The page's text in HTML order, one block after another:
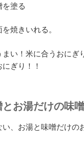
塗る
焼きいれる。
い！米に合うおにぎ
ぎり！！
お湯だけの味
、お湯と味噌だけの